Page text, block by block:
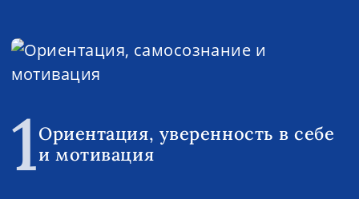
1Ориентация, уверенность в себе
и мотивация